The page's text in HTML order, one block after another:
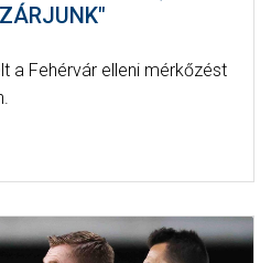
a Fehérvár elleni mérkőzést